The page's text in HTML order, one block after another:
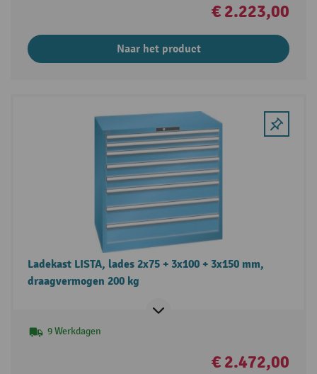
€ 2.223,00
Naar het product
Ladekast LISTA, lades 2x75 + 3x100 + 3x150 mm,
draagvermogen 200 kg
9 Werkdagen
€ 2.472,00